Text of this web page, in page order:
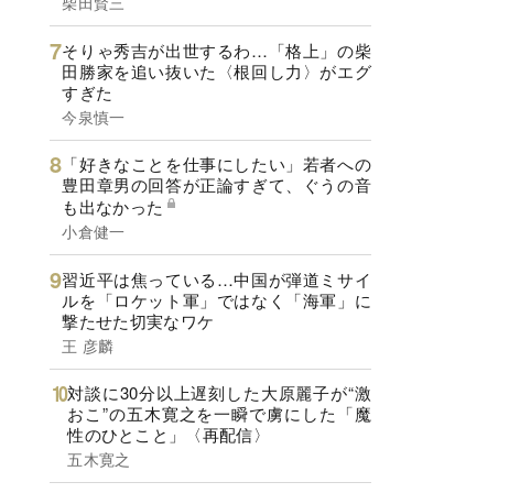
そりゃ秀吉が出世するわ…「格上」の柴
田勝家を追い抜いた〈根回し力〉がエグ
すぎた
今泉慎一
「好きなことを仕事にしたい」若者への
豊田章男の回答が正論すぎて、ぐうの音
も出なかった
小倉健一
習近平は焦っている…中国が弾道ミサイ
ルを「ロケット軍」ではなく「海軍」に
撃たせた切実なワケ
王 彦麟
対談に30分以上遅刻した大原麗子が“激
おこ”の五木寛之を一瞬で虜にした「魔
性のひとこと」〈再配信〉
五木寛之